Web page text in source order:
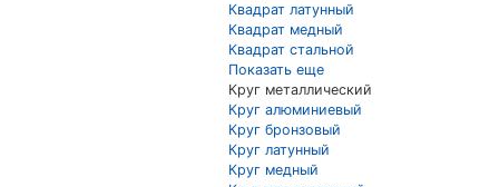
Квадрат латунный
Квадрат медный
Квадрат стальной
Показать еще
Круг металлический
Круг алюминиевый
Круг бронзовый
Круг латунный
Круг медный